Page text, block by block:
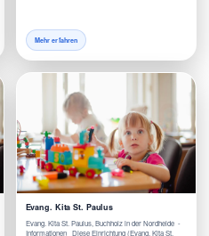
Mehr erfahren
Evang. Kita St. Paulus
Evang. Kita St. Paulus, Buchholz in der Nordheide -
Informationen Diese Einrichtung (Evang. Kita St.